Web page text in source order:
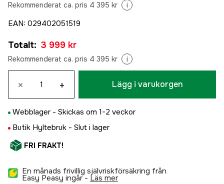
Rekommenderat ca. pris 4 395 kr i
EAN: 029402051519
Totalt: 3 999 kr
Rekommenderat ca. pris 4 395 kr i
× + Lägg i varukorgen
Webblager - Skickas om 1-2 veckor
Butik Hyltebruk - Slut i lager
FRI FRAKT!
En månads frivillig självriskförsäkring från
Easy Peasy ingår - läs mer